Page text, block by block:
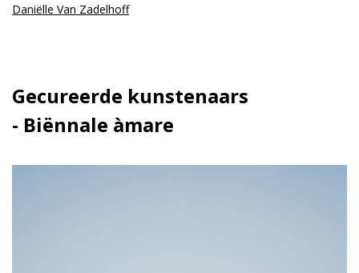
Daniëlle Van Zadelhoff
Gecureerde kunstenaars
- Biënnale àmare